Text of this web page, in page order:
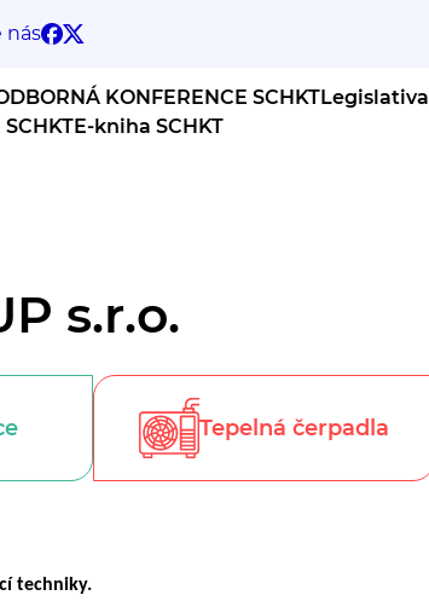
nás
E-kniha SCHKT
KONFERENCE SCHKTLegislativa
s.r.o.
Tepelná čerpadla
techniky.